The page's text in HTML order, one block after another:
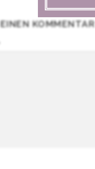
KOMMENTAR